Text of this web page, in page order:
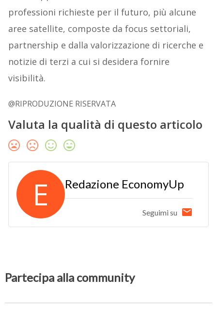
professioni richieste per il futuro, più alcune
aree satellite, composte da focus settoriali,
partnership e dalla valorizzazione di ricerche e
notizie di terzi a cui si desidera fornire
visibilità.
@RIPRODUZIONE RISERVATA
Valuta la qualità di questo articolo
E Redazione EconomyUp
Seguimi su
Partecipa alla community